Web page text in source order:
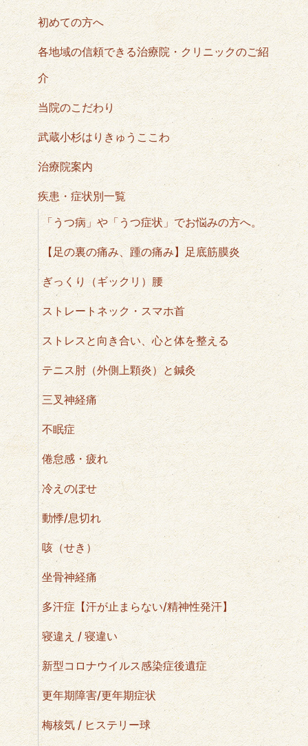
初めての方へ
各地域の信頼できる治療院・クリニックのご紹
介
当院のこだわり
武蔵小杉はりきゅうここわ
治療院案内
疾患・症状別一覧
「うつ病」や「うつ症状」でお悩みの方へ。
【足の裏の痛み、踵の痛み】足底筋膜炎
ぎっくり（ギックリ）腰
ストレートネック・スマホ首
ストレスと向き合い、心と体を整える
テニス肘（外側上顆炎）と鍼灸
三叉神経痛
不眠症
倦怠感・疲れ
冷えのぼせ
動悸/息切れ
咳（せき）
坐骨神経痛
多汗症【汗が止まらない/精神性発汗】
寝違え / 寝違い
新型コロナウイルス感染症後遺症
更年期障害/更年期症状
梅核気 / ヒステリー球